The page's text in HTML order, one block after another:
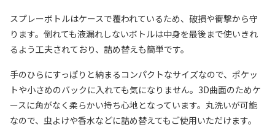
スプレーボトルはケースで覆われているため、破損や衝撃から守
ります。倒れても液漏れしないボトルは中身を最後まで使いきれ
るよう工夫されており、詰め替えも簡単です。
手のひらにすっぽりと納まるコンパクトなサイズなので、ポケッ
トや小さめのバックに入れても気になりません。3D曲面のためケ
ースに角がなく柔らかい持ち心地となっています。丸洗いが可能
なので、虫よけや香水などに詰め替えてもご使用いただけます。